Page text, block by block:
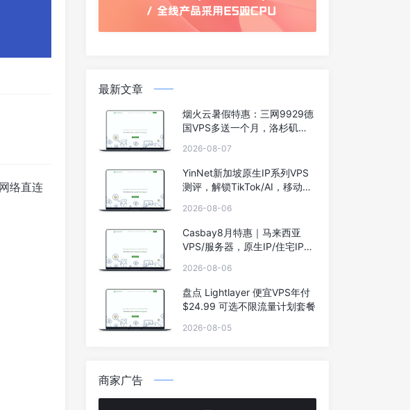
络直连
最新文章
烟火云暑假特惠：三网9929德
国VPS多送一个月，洛杉矶
元
2026-08-07
YinNet新加坡原生IP系列VPS
测评，解锁TikTok/AI，移动效
2026-08-06
Casbay8月特惠｜马来西亚
VPS/服务器，原生IP/住宅IP，
月，100Mbps不限流量
2026-08-06
盘点 Lightlayer 便宜VPS年付
$24.99 可选不限流量计划套餐
2026-08-05
商家广告